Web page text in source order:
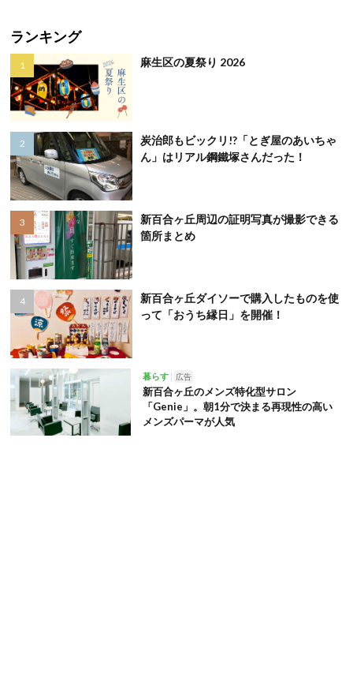
ランキング
麻生区の夏祭り 2026
炭治郎もビックリ!?「とぎ屋のあいちゃ
ん」はリアル鋼鐵塚さんだった！
新百合ヶ丘周辺の証明写真が撮影できる
箇所まとめ
新百合ヶ丘ダイソーで購入したものを使
って「おうち縁日」を開催！
暮らす 広告
新百合ヶ丘のメンズ特化型サロン
「Genie」。朝1分で決まる再現性の高い
メンズパーマが人気